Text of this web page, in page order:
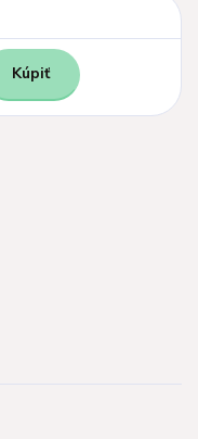
Kúpiť